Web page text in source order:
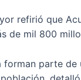
refirió que
de mil 800
forman parte